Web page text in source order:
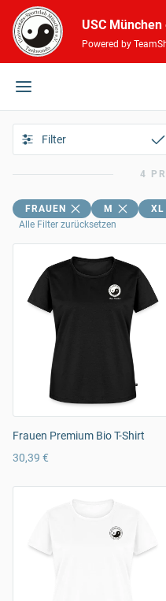
USC
Powered by
Filter
4
FRAUEN M XL
Alle Filter zurücksetzen
Frauen Premium Bio T-Shirt
30,39 €